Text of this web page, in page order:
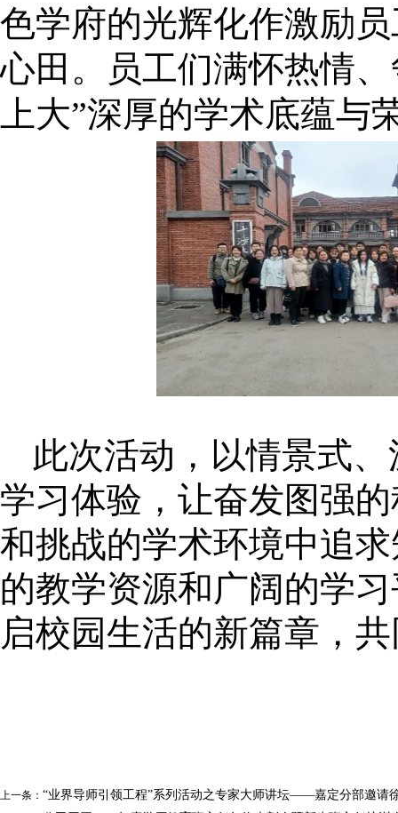
色学府的光辉化作激励
心田。员工们满怀热情
上大”深厚的学术底蕴与
此次活动，以情景式
学习体验，让奋发图强
和挑战的学术环境中追
的教学资源和广阔的学
启校园生活的新篇章，
上一条： “业界导师引领工程”系列活动之专家大师讲坛——嘉定分部邀请